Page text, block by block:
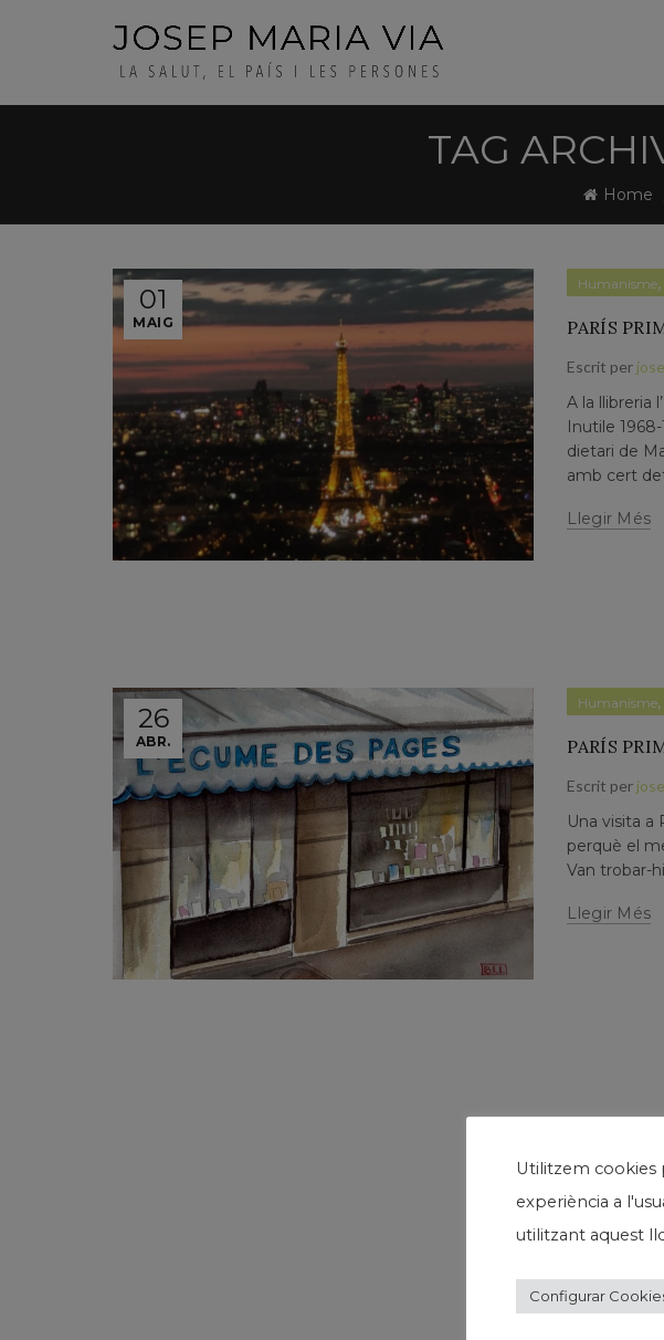
TAG
Home
01
MAIG
Humanisme
PARÍS
Escrit per
A la llibreria
Inutile
dietari de
amb cert
Llegir Més
26
ABR.
Humanisme
PARÍS
Escrit per
Una visita a
perquè el
Van trobar-
Llegir Més
Utilitzem cookies
experiència a
utilitzant aquest
Configurar